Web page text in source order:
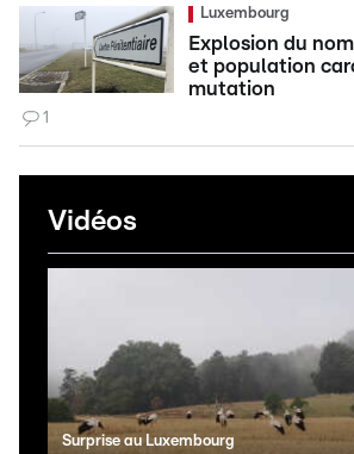
Luxembourg
Explosion du
et population
mutation
1
Vidéos
Surprise au Luxembourg